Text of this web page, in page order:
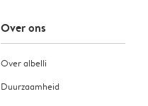
Over ons
Over albelli
Duurzaamheid